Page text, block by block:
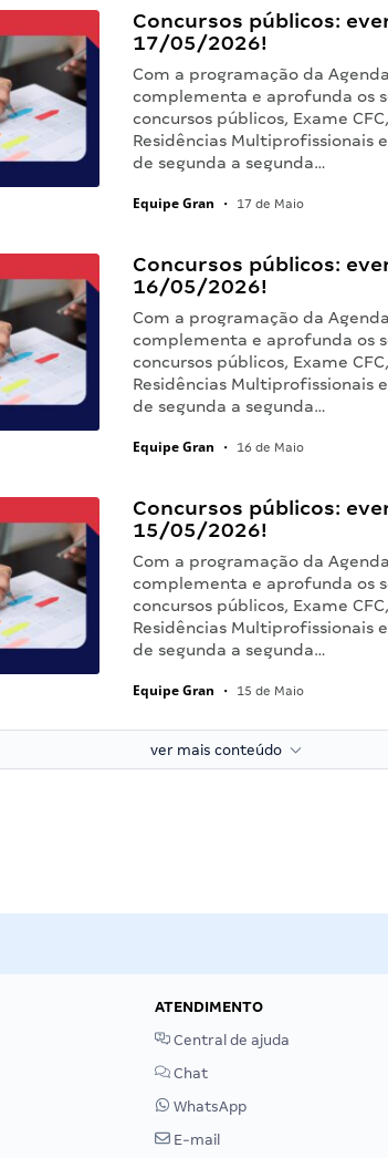
Concursos públicos:
17/05/2026!
Com a programação da
complementa e aprofunda os
concursos públicos, Exame
Residências Multiprofissionais
de segunda a segunda…
Equipe Gran • 17 de Maio
Concursos públicos:
16/05/2026!
Com a programação da
complementa e aprofunda os
concursos públicos, Exame
Residências Multiprofissionais
de segunda a segunda…
Equipe Gran • 16 de Maio
Concursos públicos:
15/05/2026!
Com a programação da
complementa e aprofunda os
concursos públicos, Exame
Residências Multiprofissionais
de segunda a segunda…
Equipe Gran • 15 de Maio
ver mais conteúdo
ATENDIMENTO
Central de ajuda
Chat
WhatsApp
E-mail